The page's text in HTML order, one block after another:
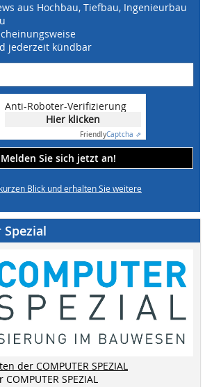
aus Hochbau, Tiefbau, Ingenieurbau
jederzeit kündbar
Anti-Roboter-Verifizierung
Hier klicken
FriendlyCaptcha ⇗
Melden Sie sich jetzt an!
Blick und erhalten Sie weitere
Spezial
der COMPUTER SPEZIAL
SPEZIAL